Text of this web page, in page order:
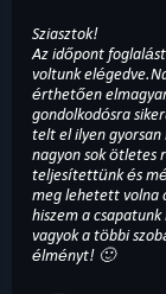
Sziasztok!
Az időpont
voltunk
érthetően
gondolkodósra
telt el ilyen
nagyon sok ötletes
teljesítettünk és
meg lehetett volna
hiszem a
vagyok a többi
élményt! 🙂